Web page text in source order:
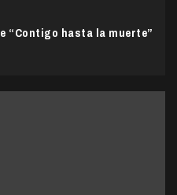
“Contigo hasta la muerte”